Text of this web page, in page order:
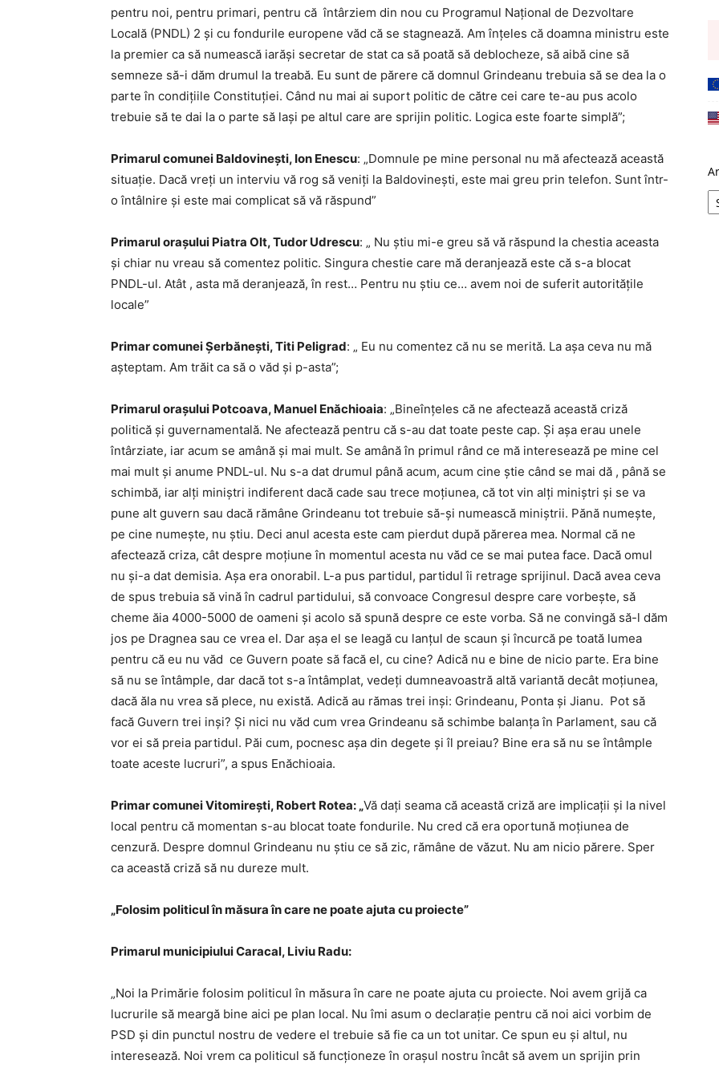
pentru noi, pentru primari, pentru că întârziem din nou cu Programul Naţional de Dezvoltare
Locală (PNDL) 2 şi cu fondurile europene văd că se stagnează. Am înţeles că doamna ministru este
la premier ca să numească iarăşi secretar de stat ca să poată să deblocheze, să aibă cine să
semneze să-i dăm drumul la treabă. Eu sunt de părere că domnul Grindeanu trebuia să se dea la o
parte în condiţiile Constituţiei. Când nu mai ai suport politic de către cei care te-au pus acolo
trebuie să te dai la o parte să laşi pe altul care are sprijin politic. Logica este foarte simplă”;
Primarul comunei Baldovineşti, Ion Enescu: „Domnule pe mine personal nu mă afectează această
situaţie. Dacă vreţi un interviu vă rog să veniţi la Baldovineşti, este mai greu prin telefon. Sunt într-
o întâlnire şi este mai complicat să vă răspund”
Primarul oraşului Piatra Olt, Tudor Udrescu: „ Nu ştiu mi-e greu să vă răspund la chestia aceasta
şi chiar nu vreau să comentez politic. Singura chestie care mă deranjează este că s-a blocat
PNDL-ul. Atât , asta mă deranjează, în rest… Pentru nu ştiu ce… avem noi de suferit autorităţile
locale”
Primar comunei Şerbăneşti, Titi Peligrad: „ Eu nu comentez că nu se merită. La aşa ceva nu mă
aşteptam. Am trăit ca să o văd şi p-asta”;
Primarul oraşului Potcoava, Manuel Enăchioaia: „Bineînţeles că ne afectează această criză
politică şi guvernamentală. Ne afectează pentru că s-au dat toate peste cap. Şi aşa erau unele
întârziate, iar acum se amână şi mai mult. Se amână în primul rând ce mă interesează pe mine cel
mai mult şi anume PNDL-ul. Nu s-a dat drumul până acum, acum cine ştie când se mai dă , până se
schimbă, iar alţi miniştri indiferent dacă cade sau trece moţiunea, că tot vin alţi miniştri şi se va
pune alt guvern sau dacă rămâne Grindeanu tot trebuie să-şi numească miniştrii. Pănă numeşte,
pe cine numeşte, nu ştiu. Deci anul acesta este cam pierdut după părerea mea. Normal că ne
afectează criza, cât despre moţiune în momentul acesta nu văd ce se mai putea face. Dacă omul
nu şi-a dat demisia. Aşa era onorabil. L-a pus partidul, partidul îi retrage sprijinul. Dacă avea ceva
de spus trebuia să vină în cadrul partidului, să convoace Congresul despre care vorbeşte, să
cheme ăia 4000-5000 de oameni şi acolo să spună despre ce este vorba. Să ne convingă să-l dăm
jos pe Dragnea sau ce vrea el. Dar aşa el se leagă cu lanţul de scaun şi încurcă pe toată lumea
pentru că eu nu văd ce Guvern poate să facă el, cu cine? Adică nu e bine de nicio parte. Era bine
să nu se întâmple, dar dacă tot s-a întâmplat, vedeţi dumneavoastră altă variantă decât moţiunea,
dacă ăla nu vrea să plece, nu există. Adică au rămas trei inşi: Grindeanu, Ponta şi Jianu. Pot să
facă Guvern trei inşi? Şi nici nu văd cum vrea Grindeanu să schimbe balanţa în Parlament, sau că
vor ei să preia partidul. Păi cum, pocnesc aşa din degete şi îl preiau? Bine era să nu se întâmple
toate aceste lucruri”, a spus Enăchioaia.
Primar comunei Vitomireşti, Robert Rotea: „Vă daţi seama că această criză are implicaţii şi la nivel
local pentru că momentan s-au blocat toate fondurile. Nu cred că era oportună moţiunea de
cenzură. Despre domnul Grindeanu nu ştiu ce să zic, rămâne de văzut. Nu am nicio părere. Sper
ca această criză să nu dureze mult.
„Folosim politicul în măsura în care ne poate ajuta cu proiecte”
Primarul municipiului Caracal, Liviu Radu:
„Noi la Primărie folosim politicul în măsura în care ne poate ajuta cu proiecte. Noi avem grijă ca
lucrurile să meargă bine aici pe plan local. Nu îmi asum o declaraţie pentru că noi aici vorbim de
PSD şi din punctul nostru de vedere el trebuie să fie ca un tot unitar. Ce spun eu şi altul, nu
interesează. Noi vrem ca politicul să funcţioneze în oraşul nostru încât să avem un sprijin prin